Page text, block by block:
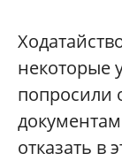
некоторые
попросили
отказать в